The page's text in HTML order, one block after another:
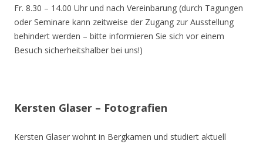
Fr. 8.30 – 14.00 Uhr und nach Vereinbarung (durch Tagungen
oder Seminare kann zeitweise der Zugang zur Ausstellung
behindert werden – bitte informieren Sie sich vor einem
Besuch sicherheitshalber bei uns!)
Kersten Glaser – Fotografien
Kersten Glaser wohnt in Bergkamen und studiert aktuell